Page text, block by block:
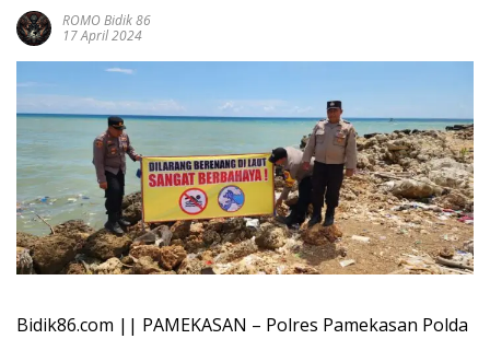
ROMO Bidik 86
17 April 2024
Bidik86.com || PAMEKASAN – Polres Pamekasan Polda